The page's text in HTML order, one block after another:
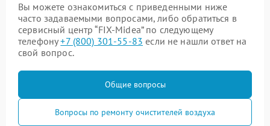
Вы можете ознакомиться с приведенными ниже
часто задаваемыми вопросами, либо обратиться в
сервисный центр “FIX-Midea” по следующему
телефону+7 (800) 301-55-83 если не нашли ответ на
свой вопрос.
Общие вопросы
Вопросы по ремонту очистителей воздуха